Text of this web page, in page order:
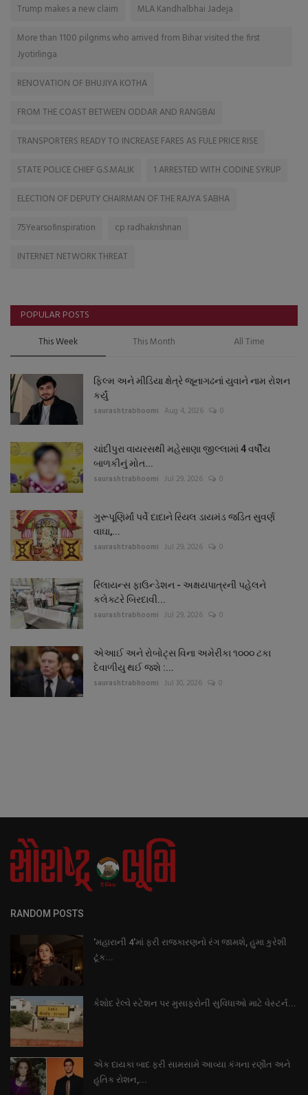
Trump makes a new claim
MLA Kandhalbhai Jadeja
More than 1100 pilgrims who arrived from Bihar visited the first
Jyotirlinga
RENOVATION OF BHUJIYA KOTHA
FROM THE COAST BETWEEN ODDAR AND RANGBAI
TRANSPORTERS READY TO INCREASE FARES AS FULE PRICE RISE
STATE POLICE CHIEF G.S.MALIK
1 ARRESTED WITH CODINE SYRUP
ELECTION OF DEPUTY CHAIRMAN OF THE RAJYA SABHA
75Yearsofinspiration
cp radhakrishnan
INTERNET NETWORK THREAT
POPULAR POSTS
This Week This Month All Time
ફિલ્મ અને મીડિયા ક્ષેત્રે જૂનાગઢનાં યુવાને નામ રોશન
કર્યું
saurashtrabhoomi Aug 4, 2026 0
ચાંદીપુરા વાયરસથી મહેસાણા જીલ્લામાં 4 વર્ષીય
બાળકીનું મોત...
saurashtrabhoomi Jul 29, 2026 0
ગુરૂપૂણિર્માં પર્વે દાદાને રિયલ ડાયમંડ જડિત સુવર્ણ
વાઘા,...
saurashtrabhoomi Jul 29, 2026 0
રિલાયન્સ ફાઉન્ડેશન - અક્ષયપાત્રની પહેલને
કલેક્ટરે બિરદાવી...
saurashtrabhoomi Jul 29, 2026 0
એઆઈ અને રોબોટ્સ વિના અમેરીકા ૧૦૦૦ ટકા
દેવાળીયુ થઈ જશે :...
saurashtrabhoomi Jul 30, 2026 0
RANDOM POSTS
'મહારાની 4'માં ફરી રાજકારણનો રંગ જામશે, હુમા કુરેશી
ટૂંક...
કેશોદ રેલ્વે સ્ટેશન પર મુસાફરોની સુવિધાઓ માટે વેસ્ટર્ન...
એક દાયકા બાદ ફરી સામસામે આવ્યા કંગના રણૌત અને
હૃતિક રોશન,...